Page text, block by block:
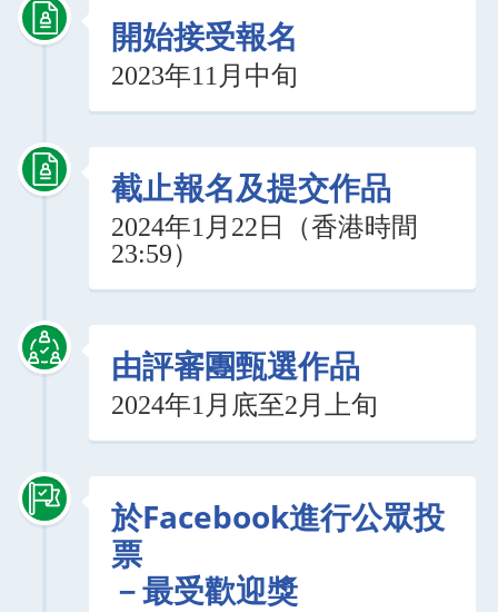
開始接受報名
2023年11月中旬
截止報名及提交作品
2024年1月22日（香港時間
23:59）
由評審團甄選作品
2024年1月底至2月上旬
於Facebook進行公眾投
票
－最受歡迎獎